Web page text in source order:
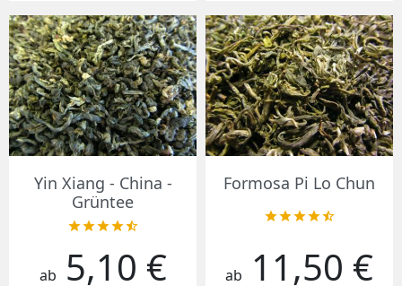
Yin Xiang - China -
Grüntee

Preis
ab 5,10 €
Formosa Pi Lo Chun

Preis
ab 11,50 €